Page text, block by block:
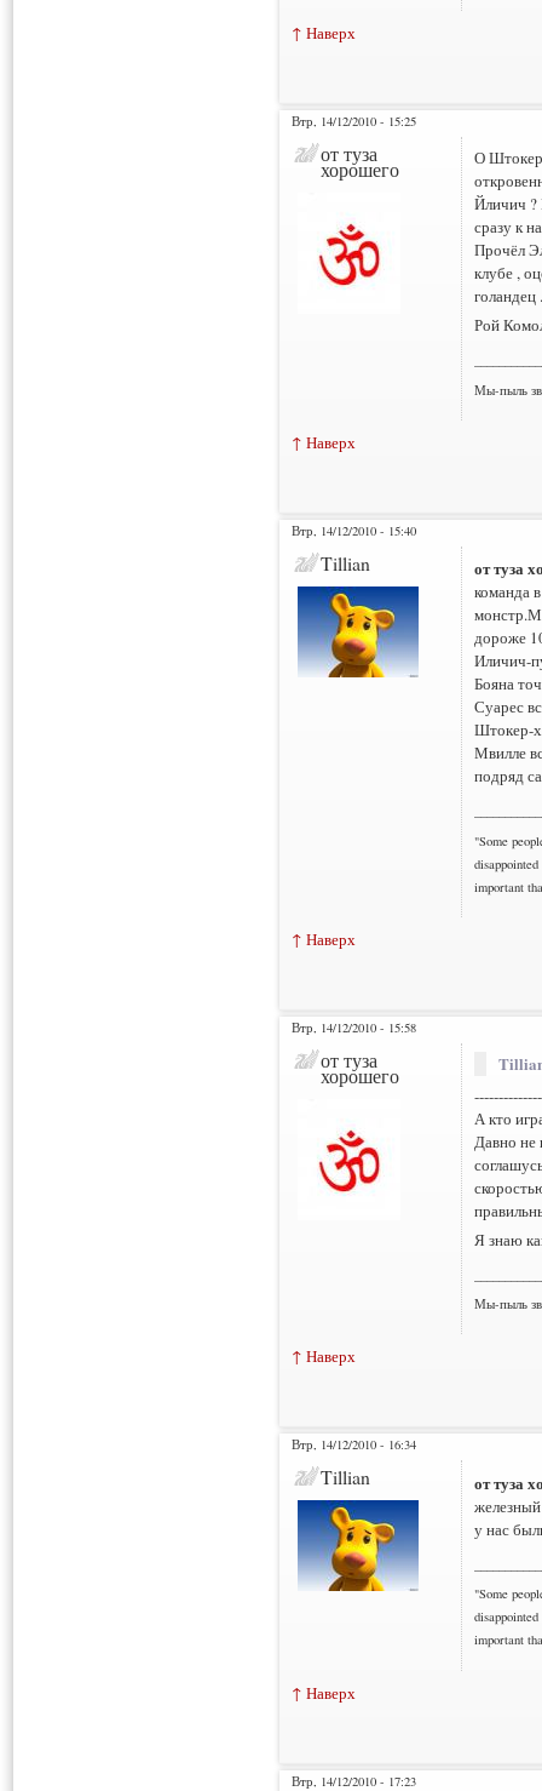
↑ Наверх
Втр, 14/12/2010 - 15:25
от туза
хорошего
О
Йличич ?
сразу к
Прочёл
клубе ,
голандец .
Рой
Мы-пыль
↑ Наверх
Втр, 14/12/2010 - 15:40
Tillian от туза
команда
дороже
Иличич-
Бояна
Суарес
Штокер-
Мвилле
подряд
"Some
important
↑ Наверх
Втр, 14/12/2010 - 15:58
от туза
хорошего
А кто
Давно не
Я знаю
Мы-пыль
↑ Наверх
Втр, 14/12/2010 - 16:34
Tillian от туза
у нас
"Some
important
↑ Наверх
Втр, 14/12/2010 - 17:23